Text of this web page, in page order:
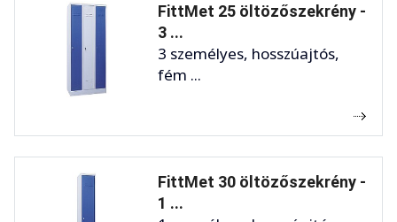
FittMet 25 öltözőszekrény -
3 ...
3 személyes, hosszúajtós,
fém ...
FittMet 30 öltözőszekrény -
1 ...